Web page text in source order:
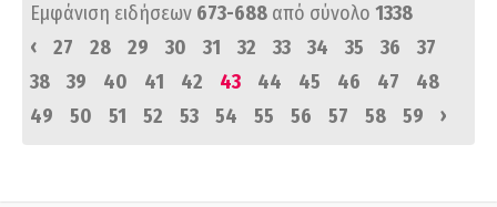
Εμφάνιση ειδήσεων 673-688 από σύνολο 1338
‹
27 28 29 30 31 32 33 34 35 36
37
38
39 40 41 42 43 44 45 46 47
48
49
50 51 52 53 54 55 56 57 58 59 ›